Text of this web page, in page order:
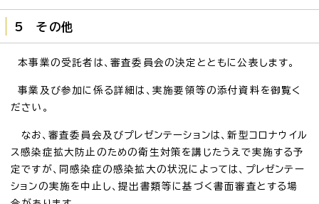
5 その他
本事業の受託者は、審査委員会の決定とともに公表します。
事業及び参加に係る詳細は、実施要領等の添付資料を御覧く
ださい。
なお、審査委員会及びプレゼンテーションは、新型コロナウイル
ス感染症拡大防止のための衛生対策を講じたうえで実施する予
定ですが、同感染症の感染拡大の状況によっては、プレゼンテー
ションの実施を中止し、提出書類等に基づく書面審査とする場